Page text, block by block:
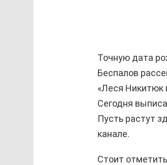
Точную дата
Беспалов
«Леся Никитюк
Сегодня
Пусть растут
канале.
Стоит